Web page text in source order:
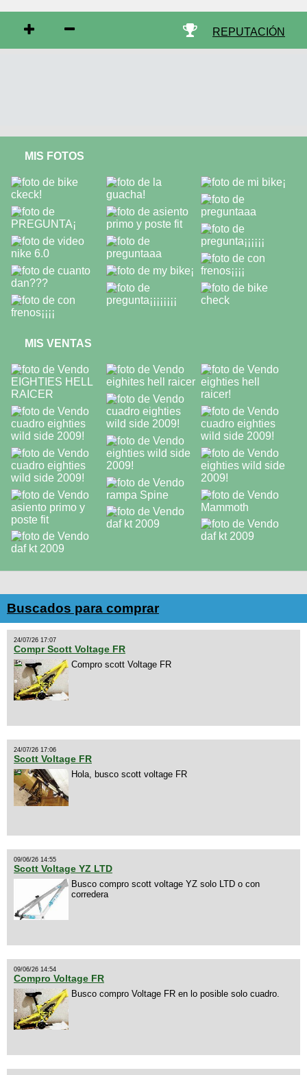
REPUTACIÓN
MIS FOTOS
MIS VENTAS
Buscados para comprar
24/07/26 17:07
Compr Scott Voltage FR
Compro scott Voltage FR
24/07/26 17:06
Scott Voltage FR
Hola, busco scott voltage FR
09/06/26 14:55
Scott Voltage YZ LTD
Busco compro scott voltage YZ solo LTD o con
corredera
09/06/26 14:54
Compro Voltage FR
Busco compro Voltage FR en lo posible solo cuadro.